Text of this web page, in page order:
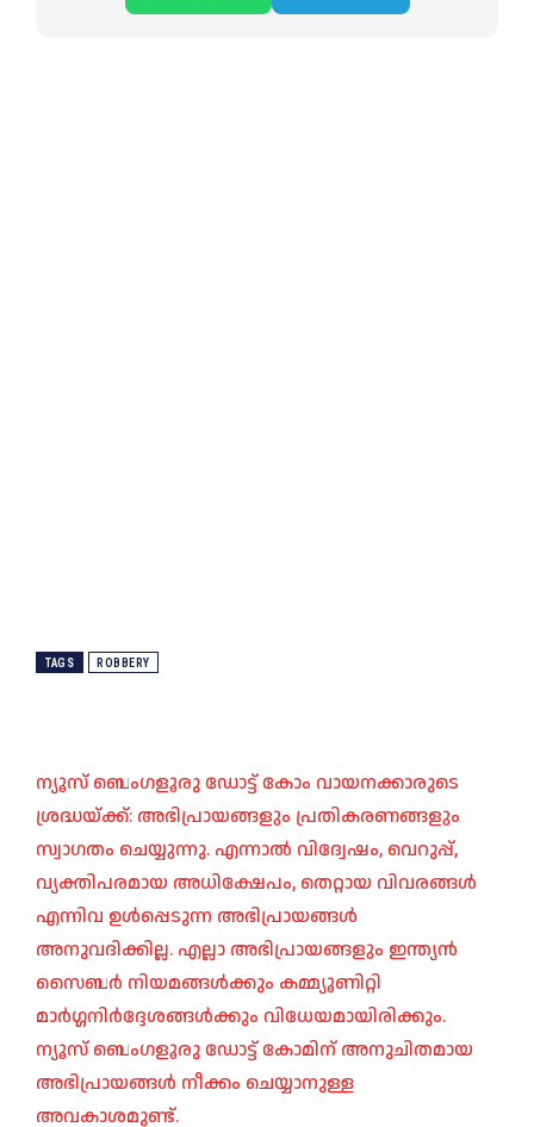
TAGS ROBBERY
ന്യൂസ് ബെംഗളൂരു ഡോട്ട് കോം വായനക്കാരുടെ
ശ്രദ്ധയ്ക്ക്: അഭിപ്രായങ്ങളും പ്രതികരണങ്ങളും
സ്വാഗതം ചെയ്യുന്നു. എന്നാൽ വിദ്വേഷം, വെറുപ്പ്,
വ്യക്തിപരമായ അധിക്ഷേപം, തെറ്റായ വിവരങ്ങൾ
എന്നിവ ഉൾപ്പെടുന്ന അഭിപ്രായങ്ങൾ
അനുവദിക്കില്ല. എല്ലാ അഭിപ്രായങ്ങളും ഇന്ത്യൻ
സൈബർ നിയമങ്ങൾക്കും കമ്മ്യൂണിറ്റി
മാർഗ്ഗനിർദ്ദേശങ്ങൾക്കും വിധേയമായിരിക്കും.
ന്യൂസ് ബെംഗളൂരു ഡോട്ട് കോമിന് അനുചിതമായ
അഭിപ്രായങ്ങൾ നീക്കം ചെയ്യാനുള്ള
അവകാശമുണ്ട്.